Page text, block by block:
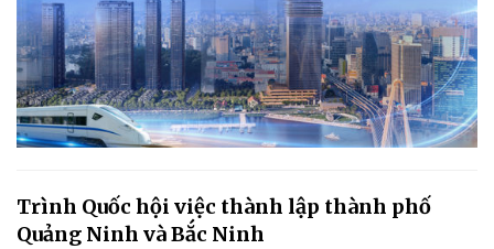
Trình Quốc hội việc thành lập thành phố
Quảng Ninh và Bắc Ninh